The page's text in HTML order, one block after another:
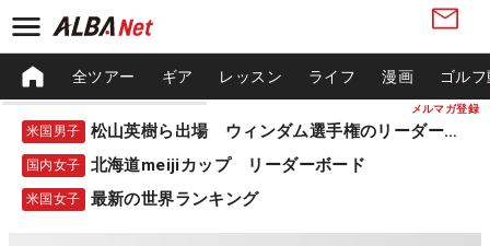
メルマガ登録
全ツアー ギア レッスン ライフ 漫画 ゴル
米国男子 松山英樹ら出場 ウィンダム選手権のリーダーボード
国内女子 北海道meijiカップ リーダーボード
米国女子 最新の世界ランキング